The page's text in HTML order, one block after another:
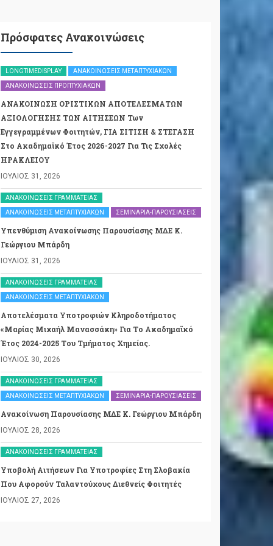
Πρόσφατες Ανακοινώσεις
LONGTIMEDISPLAY ΑΝΑΚΟΙΝΏΣΕΙΣ ΜΕΤΑΠΤΥΧΙΑΚΏΝ
ΑΝΑΚΟΙΝΏΣΕΙΣ ΠΡΟΠΤΥΧΙΑΚΏΝ
ΑΝΑΚΟΙΝΩΣΗ ΟΡΙΣΤΙΚΩΝ ΑΠΟΤΕΛΕΣΜΑΤΩΝ
ΑΞΙΟΛΟΓΗΣΗΣ ΤΩΝ ΑΙΤΗΣΕΩΝ Των
Εγγεγραμμένων Φοιτητών, ΓΙΑ ΣΙΤΙΣΗ & ΣΤΕΓΑΣΗ
Στο Ακαδημαϊκό Έτος 2026-2027 Για Τις Σχολές
ΗΡΑΚΛΕΙΟΥ
ΙΟΎΛΙΟΣ 31, 2026
ΑΝΑΚΟΙΝΏΣΕΙΣ ΓΡΑΜΜΑΤΕΊΑΣ
ΑΝΑΚΟΙΝΏΣΕΙΣ ΜΕΤΑΠΤΥΧΙΑΚΏΝ ΣΕΜΙΝΆΡΙΑ-ΠΑΡΟΥΣΙΆΣΕΙΣ
Υπενθύμιση Ανακοίνωσης Παρουσίασης ΜΔΕ Κ.
Γεώργιου Μπάρδη
ΙΟΎΛΙΟΣ 31, 2026
ΑΝΑΚΟΙΝΏΣΕΙΣ ΓΡΑΜΜΑΤΕΊΑΣ
ΑΝΑΚΟΙΝΏΣΕΙΣ ΜΕΤΑΠΤΥΧΙΑΚΏΝ
Αποτελέσματα Υποτροφιών Κληροδοτήματος
«Μαρίας Μιχαήλ Μανασσάκη» Για Το Ακαδημαϊκό
Έτος 2024-2025 Του Τμήματος Χημείας.
ΙΟΎΛΙΟΣ 30, 2026
ΑΝΑΚΟΙΝΏΣΕΙΣ ΓΡΑΜΜΑΤΕΊΑΣ
ΑΝΑΚΟΙΝΏΣΕΙΣ ΜΕΤΑΠΤΥΧΙΑΚΏΝ ΣΕΜΙΝΆΡΙΑ-ΠΑΡΟΥΣΙΆΣΕΙΣ
Ανακοίνωση Παρουσίασης ΜΔΕ Κ. Γεώργιου Μπάρδη
ΙΟΎΛΙΟΣ 28, 2026
ΑΝΑΚΟΙΝΏΣΕΙΣ ΓΡΑΜΜΑΤΕΊΑΣ
Υποβολή Αιτήσεων Για Υποτροφίες Στη Σλοβακία
Που Αφορούν Ταλαντούχους Διεθνείς Φοιτητές
ΙΟΎΛΙΟΣ 27, 2026